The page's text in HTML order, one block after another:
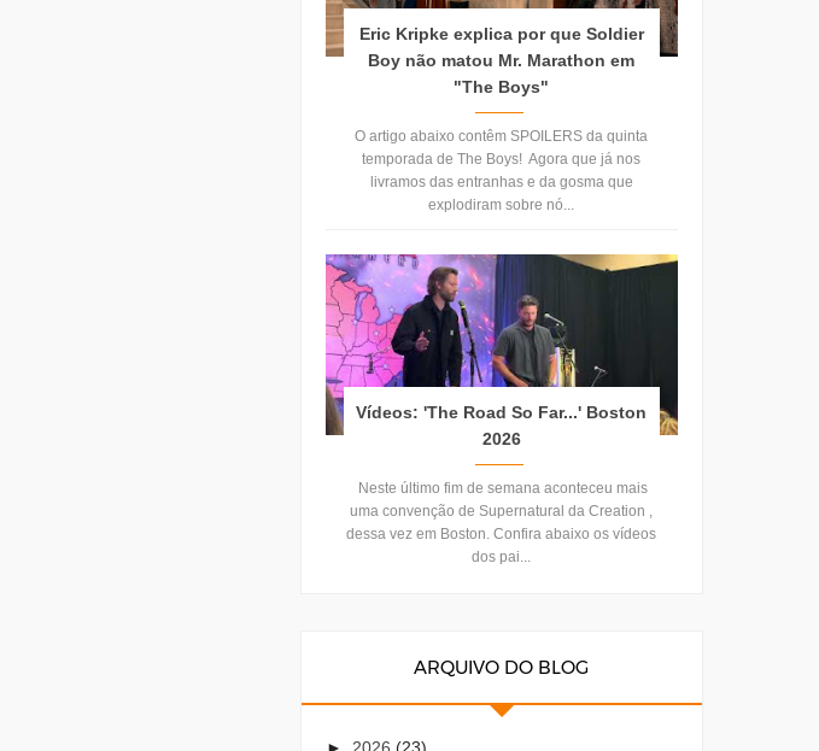
Eric Kripke explica por que Soldier
Boy não matou Mr. Marathon em
"The Boys"
O artigo abaixo contêm SPOILERS da quinta
temporada de The Boys! Agora que já nos
livramos das entranhas e da gosma que
explodiram sobre nó...
Vídeos: 'The Road So Far...' Boston
2026
Neste último fim de semana aconteceu mais
uma convenção de Supernatural da Creation ,
dessa vez em Boston. Confira abaixo os vídeos
dos pai...
ARQUIVO DO BLOG
► 2026 (23)